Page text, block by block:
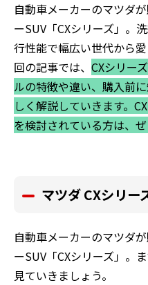
自動車メーカーのマツダ
ーSUV「CXシリーズ」。
行性能で幅広い世代から
回の記事では、 CXシリー
ルの特徴や違い、購入前
しく解説していきます。
を検討されている方は、
マツダ CXシリー
自動車メーカーのマツダ
ーSUV「CXシリーズ」。
見ていきましょう。